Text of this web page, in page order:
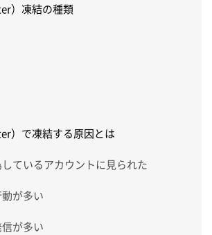
）凍結の種類
）で凍結する原因とは
ているアカウントに見られた
が多い
が多い